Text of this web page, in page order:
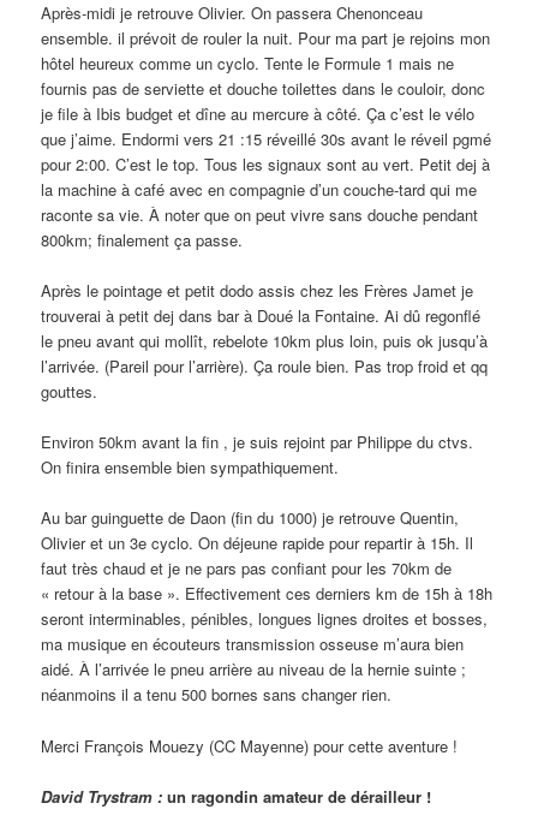
Après-midi je retrouve Olivier. On passera Chenonceau
ensemble. il prévoit de rouler la nuit. Pour ma part je rejoins mon
hôtel heureux comme un cyclo. Tente le Formule 1 mais ne
fournis pas de serviette et douche toilettes dans le couloir, donc
je file à Ibis budget et dîne au mercure à côté. Ça c’est le vélo
que j’aime. Endormi vers 21 :15 réveillé 30s avant le réveil pgmé
pour 2:00. C’est le top. Tous les signaux sont au vert. Petit dej à
la machine à café avec en compagnie d’un couche-tard qui me
raconte sa vie. À noter que on peut vivre sans douche pendant
800km; finalement ça passe.
Après le pointage et petit dodo assis chez les Frères Jamet je
trouverai à petit dej dans bar à Doué la Fontaine. Ai dû regonflé
le pneu avant qui mollît, rebelote 10km plus loin, puis ok jusqu’à
l’arrivée. (Pareil pour l’arrière). Ça roule bien. Pas trop froid et qq
gouttes.
Environ 50km avant la fin , je suis rejoint par Philippe du ctvs.
On finira ensemble bien sympathiquement.
Au bar guinguette de Daon (fin du 1000) je retrouve Quentin,
Olivier et un 3e cyclo. On déjeune rapide pour repartir à 15h. Il
faut très chaud et je ne pars pas confiant pour les 70km de
« retour à la base ». Effectivement ces derniers km de 15h à 18h
seront interminables, pénibles, longues lignes droites et bosses,
ma musique en écouteurs transmission osseuse m’aura bien
aidé. À l’arrivée le pneu arrière au niveau de la hernie suinte ;
néanmoins il a tenu 500 bornes sans changer rien.
Merci François Mouezy (CC Mayenne) pour cette aventure !
David Trystram : un ragondin amateur de dérailleur !